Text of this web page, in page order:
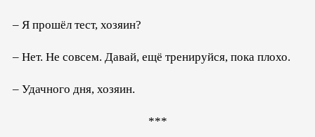
– Я прошёл тест, хозяин?
– Нет. Не совсем. Давай, ещё тренируйся, пока плохо.
– Удачного дня, хозяин.
***